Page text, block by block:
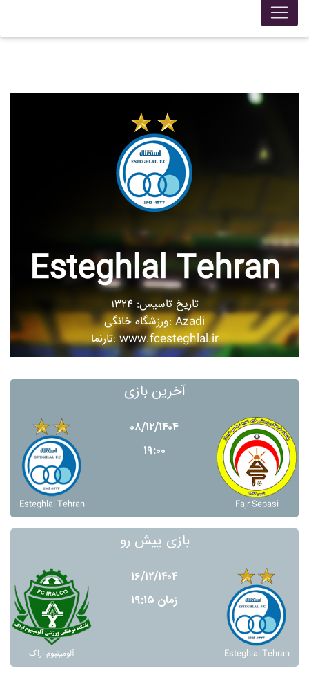
Esteghlal Tehran
تاریخ تاسیس: ۱۳۲۴
ورزشگاه خانگی: Azadi
تارنما: www.fcesteghlal.ir
آخرین بازی
Esteghlal Tehran
۰۸/۱۲/۱۴۰۴
۱۹:۰۰
Fajr Sepasi
بازی پیش رو
آلومينيوم اراک
۱۶/۱۲/۱۴۰۴
زمان ۱۹:۱۵
Esteghlal Tehran